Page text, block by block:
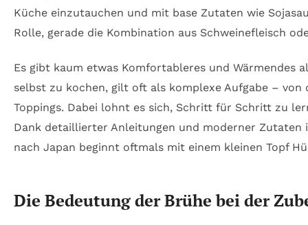
Küche einzutauchen und mit base Zutaten wie
Rolle, gerade die Kombination aus Schweinefleisch
Es gibt kaum etwas Komfortableres und Wärmendes
selbst zu kochen, gilt oft als komplexe Aufgabe –
Toppings. Dabei lohnt es sich, Schritt für Schritt zu
Dank detaillierter Anleitungen und moderner Zutaten
nach Japan beginnt oftmals mit einem kleinen Topf
Die Bedeutung der Brühe bei der